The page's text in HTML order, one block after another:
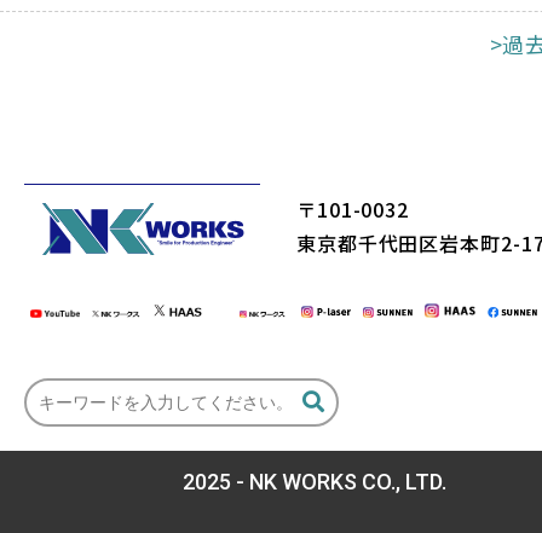
>過
〒101-0032
東京都千代田区岩本町2-
2025 - NK WORKS CO., LTD.